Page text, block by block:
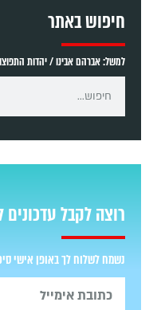
חיפוש באתר
למשל: אברהם אבינו / יהדות
רוצה לקבל עדכונים
נשמח לשלוח לך באופן אישי